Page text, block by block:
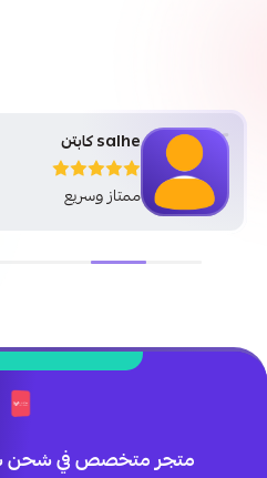
salhe كابتن
ممتاز وسريع
متجر متخصص في شحن